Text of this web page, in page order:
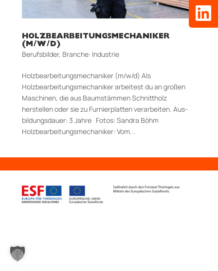
HOLZBEARBEITUNGSMECHANIKER
(M/W/D)
Berufsbilder, Branche: Industrie
Holzbearbeitungsmechaniker (m/w/d) Als
Holzbearbeitungsmechaniker arbeitest du an großen
Maschinen, die aus Baumstämmen Schnittholz
herstellen oder sie zu Furnierplatten verarbeiten. Aus­
bildungs­dauer: 3 Jahre Fotos: Sandra Böhm
Holzbearbeitungsmechaniker: Vom...